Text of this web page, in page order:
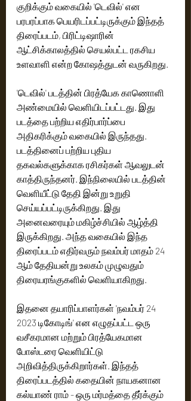
குறிக்கும் வகையில் 'டெவில்' என
பரபரப்பாக பெயரிடப்பட்டிருக்கும் இந்தத்
திரைப்படம், பிரிட்டிஷாரின்
ஆட்சிக்காலத்தில் செயல்பட்ட ரகசிய
உளவாளி என்ற கோஷத்துடன் வருகிறது.
'டெவில்' படத்தின் பிரத்யேக காணொளி
அண்மையில் வெளியிடப்பட்டது. இது
படத்தை பற்றிய எதிர்பார்ப்பை
அதிகரிக்கும் வகையில் இருந்தது.
படத்தினைப் பற்றிய புதிய
தகவல்களுக்காக ரசிகர்கள் ஆவலுடன்
காத்திருந்தனர். இந்நிலையில் படத்தின்
வெளியீட்டு தேதி இன்று உறுதி
செய்யப்பட்டிருக்கிறது. இது
அனைவரையும் மகிழ்ச்சியில் ஆழ்த்தி
இருக்கிறது. அந்த வகையில் இந்த
திரைப்படம் எதிர்வரும் நவம்பர் மாதம் 24
ஆம் தேதியன்று உலகம் முழுவதும்
திரையரங்குகளில் வெளியாகிறது.
இதனை தயாரிப்பாளர்கள் 'நவம்பர் 24
2023 டிகோடிங்' என எழுதப்பட்ட ஒரு
வசீகரமான மற்றும் பிரத்யேகமான
போஸ்டரை வெளியிட்டு
அறிவித்திருக்கிறார்கள். இந்தத்
திரைப்படத்தில் கதையின் நாயகனான
கல்யாண் ராம் - ஒரு மர்மத்தை தீர்க்கும்